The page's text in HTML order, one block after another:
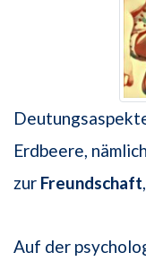
Erdbeere,
zur Freundschaft
Auf der